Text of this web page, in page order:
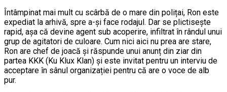
Întâmpinat mai mult cu scârbă de o mare din polițai, Ron este
expediat la arhivă, spre a-și face rodajul. Dar se plictisește
rapid, așa că devine agent sub acoperire, infiltrat în rândul unui
grup de agitatori de culoare. Cum nici aici nu prea are stare,
Ron are chef de joacă și răspunde unui anunț din ziar din
partea KKK (Ku Klux Klan) și este invitat pentru un interviu de
acceptare în sânul organizației pentru că are o voce de alb
pur.